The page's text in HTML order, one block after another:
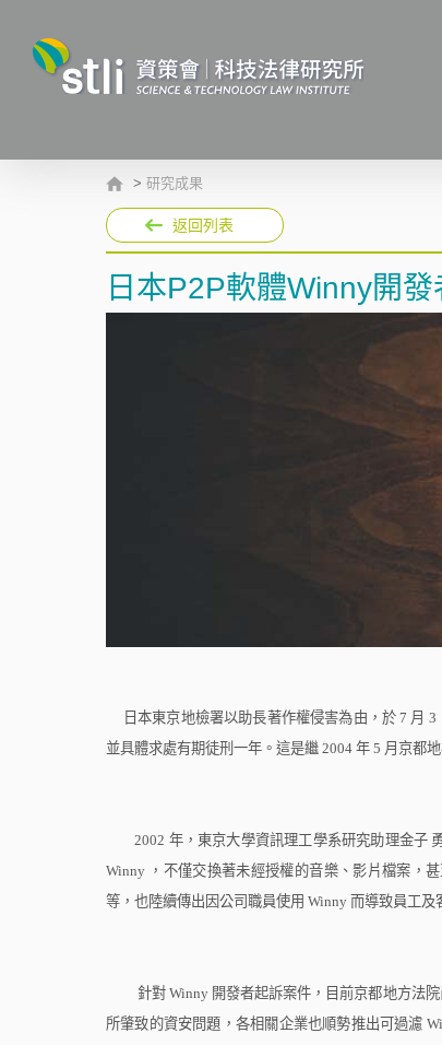
> 研究成果
返回列表
日本P2P軟體Winny開
日本東京地檢署以助長著作權侵害為由，於 7 月 3
並具體求處有期徒刑一年。這是繼 2004 年 5 月京都
2002 年，東京大學資訊理工學系研究助理金子
Winny ，不僅交換著未經授權的音樂、影片檔案，
等，也陸續傳出因公司職員使用 Winny 而導致員工及
針對 Winny 開發者起訴案件，目前京都地方法
所肇致的資安問題，各相關企業也順勢推出可過濾